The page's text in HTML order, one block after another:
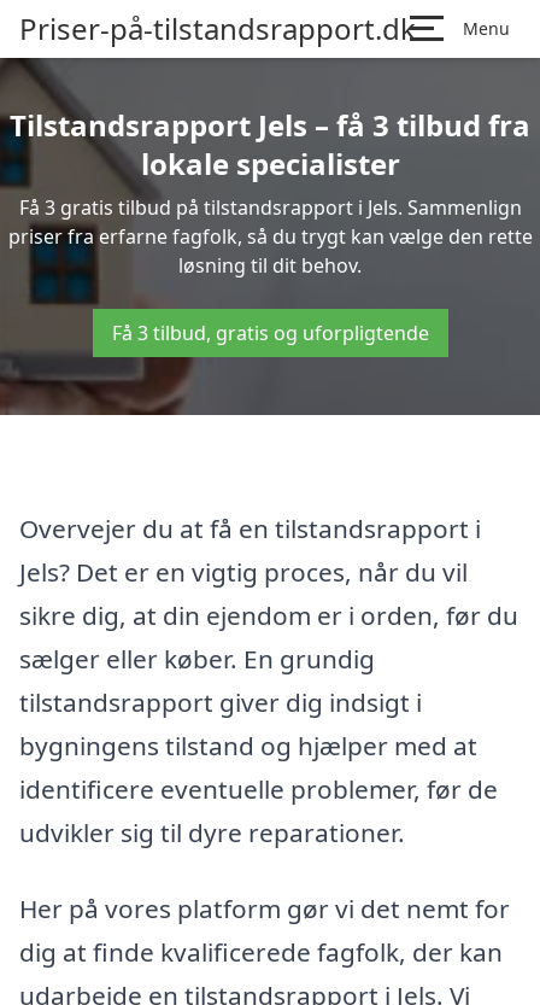
Priser-på-tilstandsrapport.dk Menu
Tilstandsrapport Jels – få 3 tilbud fra
lokale specialister
Få 3 gratis tilbud på tilstandsrapport i Jels. Sammenlign
priser fra erfarne fagfolk, så du trygt kan vælge den rette
løsning til dit behov.
Få 3 tilbud, gratis og uforpligtende
Overvejer du at få en tilstandsrapport i
Jels? Det er en vigtig proces, når du vil
sikre dig, at din ejendom er i orden, før du
sælger eller køber. En grundig
tilstandsrapport giver dig indsigt i
bygningens tilstand og hjælper med at
identificere eventuelle problemer, før de
udvikler sig til dyre reparationer.
Her på vores platform gør vi det nemt for
dig at finde kvalificerede fagfolk, der kan
udarbejde en tilstandsrapport i Jels. Vi